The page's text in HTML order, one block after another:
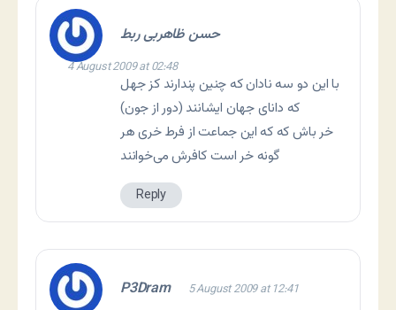
حسن ظاهربی ربط
4 August 2009 at 02:48
با این دو سه نادان که چنین پندارند کز جهل
که دانای جهان ایشانند (دور از جون)
خر باش که که این جماعت از فرط خری هر
گونه خر است کافرش می‌خوانند
Reply
P3Dram 5 August 2009 at 12:41